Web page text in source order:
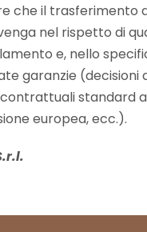
che il trasferimento
nel rispetto di
e, nello
garanzie (decisioni
standard
europea, ecc.).